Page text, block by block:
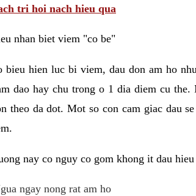
tri hoi nach hieu qua
nhan biet viem "co be"
bieu hien luc bi viem, dau don am ho
dao hay chu trong o 1 dia diem cu
theo da dot. Mot so con cam giac dau
nay co nguy co gom khong it dau
ngay nong rat am ho